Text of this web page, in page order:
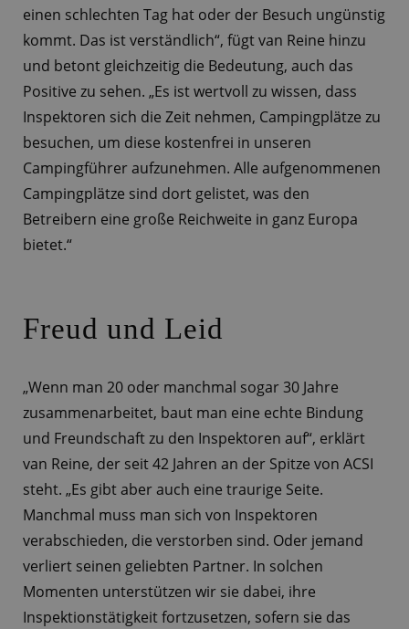
einen schlechten Tag hat oder der Besuch ungünstig
kommt. Das ist verständlich“, fügt van Reine hinzu
und betont gleichzeitig die Bedeutung, auch das
Positive zu sehen. „Es ist wertvoll zu wissen, dass
Inspektoren sich die Zeit nehmen, Campingplätze zu
besuchen, um diese kostenfrei in unseren
Campingführer aufzunehmen. Alle aufgenommenen
Campingplätze sind dort gelistet, was den
Betreibern eine große Reichweite in ganz Europa
bietet.“
Freud und Leid
„Wenn man 20 oder manchmal sogar 30 Jahre
zusammenarbeitet, baut man eine echte Bindung
und Freundschaft zu den Inspektoren auf“, erklärt
van Reine, der seit 42 Jahren an der Spitze von ACSI
steht. „Es gibt aber auch eine traurige Seite.
Manchmal muss man sich von Inspektoren
verabschieden, die verstorben sind. Oder jemand
verliert seinen geliebten Partner. In solchen
Momenten unterstützen wir sie dabei, ihre
Inspektionstätigkeit fortzusetzen, sofern sie das